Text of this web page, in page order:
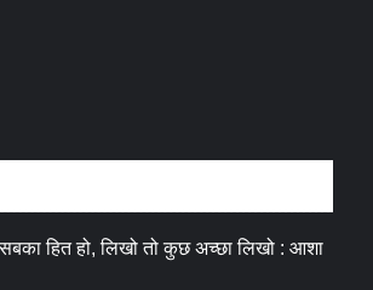
हित हो, लिखो तो कुछ अच्छा लिखो : आशा